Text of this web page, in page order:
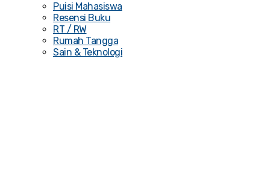
Puisi Mahasiswa
Resensi Buku
RT / RW
Rumah Tangga
Sain & Teknologi